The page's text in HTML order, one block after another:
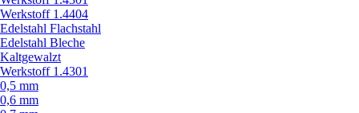
Werkstoff 1.4404
Edelstahl Flachstahl
Edelstahl Bleche
Kaltgewalzt
Werkstoff 1.4301
0,5 mm
0,6 mm